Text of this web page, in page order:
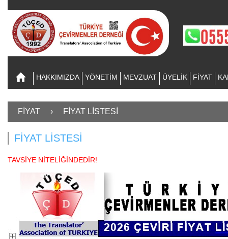
HAKKIMIZDA YÖNETİM MEVZUAT ÜYELİK FİYAT
FİYAT › FİYAT LİSTESİ
FİYAT LİSTESİ
TAVSİYE NİTELİĞİNDEDİR!